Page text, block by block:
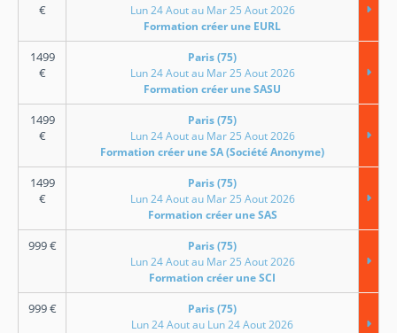
€
Lun 24 Aout au Mar 25 Aout 2026
Formation créer une EURL
1499
€
Paris (75)
Lun 24 Aout au Mar 25 Aout 2026
Formation créer une SASU
1499
€
Paris (75)
Lun 24 Aout au Mar 25 Aout 2026
Formation créer une SA (Société Anonyme)
1499
€
Paris (75)
Lun 24 Aout au Mar 25 Aout 2026
Formation créer une SAS
999€
Paris (75)
Lun 24 Aout au Mar 25 Aout 2026
Formation créer une SCI
999€
Paris (75)
Lun 24 Aout au Lun 24 Aout 2026